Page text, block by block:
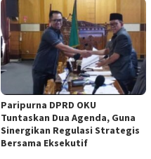
Paripurna DPRD OKU
Tuntaskan Dua Agenda, Guna
Sinergikan Regulasi Strategis
Bersama Eksekutif